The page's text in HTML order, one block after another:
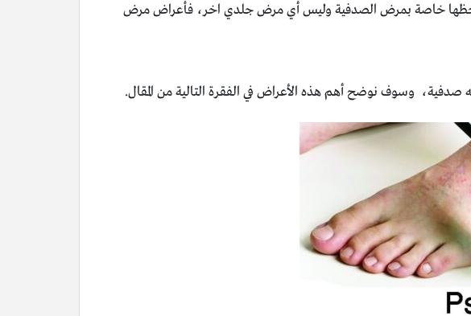
خاصة بمرض الصدفية وليس أي مرض جلدي اخر، فأعراض مرض
وسوف نوضح أهم هذه الأعراض في الفقرة التالية من المقال.